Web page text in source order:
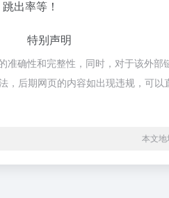
出率等！
特别声明
确性和完整性，同时，对于该外部
，后期网页的内容如出现违规，可
本文地